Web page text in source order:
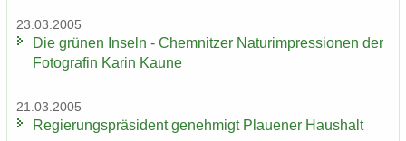
23.03.2005
Die grü­nen In­seln - Chem­nit­zer Na­turim­pres­sio­nen der
Fo­to­gra­fin Karin Kaune
21.03.2005
Re­gie­rungs­prä­si­dent ge­neh­migt Plaue­ner Haus­halt